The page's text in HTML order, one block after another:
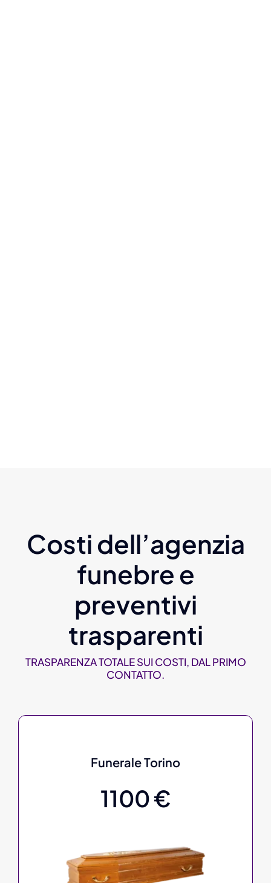
Costi dell’agenzia
funebre e
preventivi
trasparenti
TRASPARENZA TOTALE SUI COSTI, DAL PRIMO
CONTATTO.
Funerale Torino
1100 €